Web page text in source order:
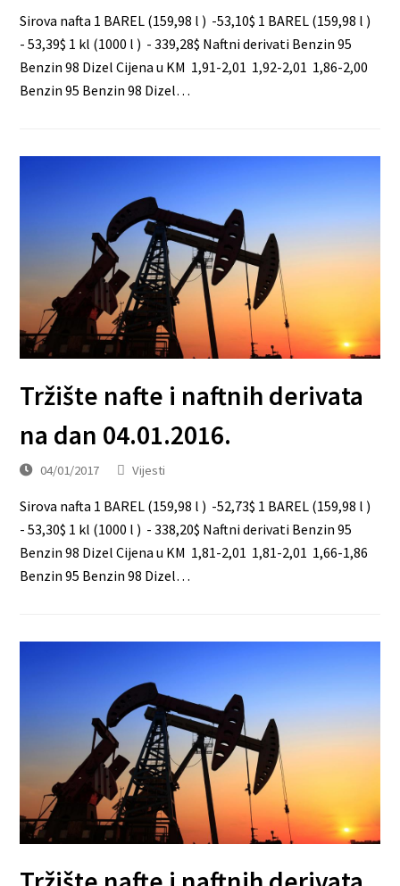
Sirova nafta 1 BAREL (159,98 l ) -53,10$ 1 BAREL (159,98 l )
- 53,39$ 1 kl (1000 l ) - 339,28$ Naftni derivati Benzin 95
Benzin 98 Dizel Cijena u KM 1,91-2,01 1,92-2,01 1,86-2,00
Benzin 95 Benzin 98 Dizel…
Tržište nafte i naftnih derivata
na dan 04.01.2016.
04/01/2017 Vijesti
Sirova nafta 1 BAREL (159,98 l ) -52,73$ 1 BAREL (159,98 l )
- 53,30$ 1 kl (1000 l ) - 338,20$ Naftni derivati Benzin 95
Benzin 98 Dizel Cijena u KM 1,81-2,01 1,81-2,01 1,66-1,86
Benzin 95 Benzin 98 Dizel…